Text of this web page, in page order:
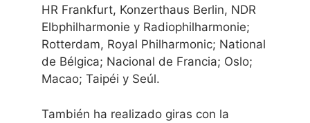
HR Frankfurt, Konzerthaus Berlin, NDR
Elbphilharmonie y Radiophilharmonie;
Rotterdam, Royal Philharmonic; National
de Bélgica; Nacional de Francia; Oslo;
Macao; Taipéi y Seúl.
También ha realizado giras con la